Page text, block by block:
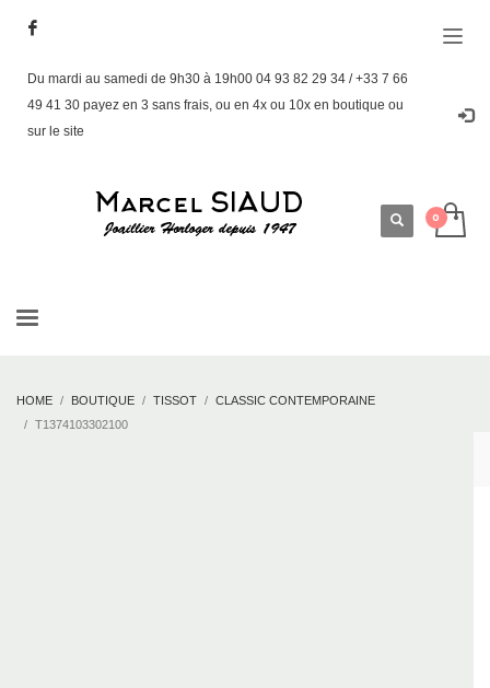
Du mardi au samedi de 9h30 à 19h00 04 93 82 29 34 / +33 7 66
49 41 30 payez en 3 sans frais, ou en 4x ou 10x en boutique ou
sur le site
HOME BOUTIQUE TISSOT
CLASSIC CONTEMPORAINE
T1374103302100